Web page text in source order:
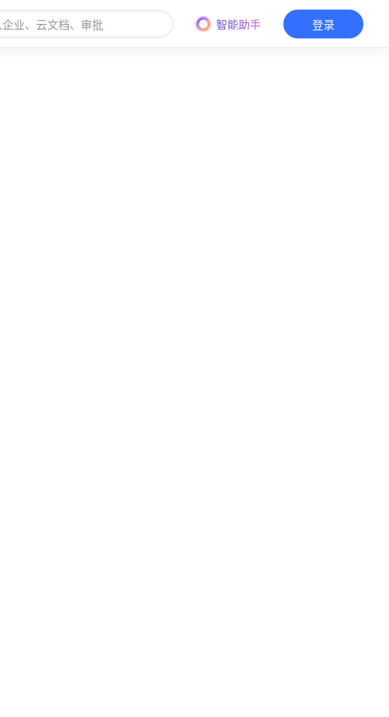
智能助手 登录